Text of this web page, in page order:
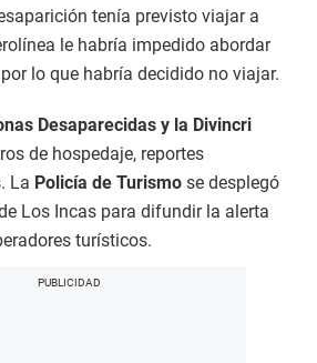
tenía previsto viajar a
le habría impedido abordar
lo que habría decidido no viajar.
Desaparecidas y la Divincri
de hospedaje, reportes
La Policía de Turismo se desplegó
Los Incas para difundir la alerta
turísticos.